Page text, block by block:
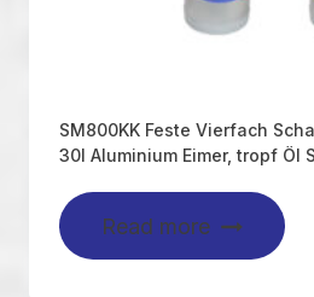
SM800KK Feste Vierfach
30l Aluminium Eimer, tropf Öl
Read more